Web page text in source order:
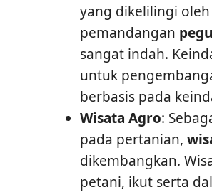
yang dikelilingi
pemandangan
sangat indah.
untuk
berbasis pada
Wisata Agro:
pada pertanian,
dikembangkan.
petani, ikut serta